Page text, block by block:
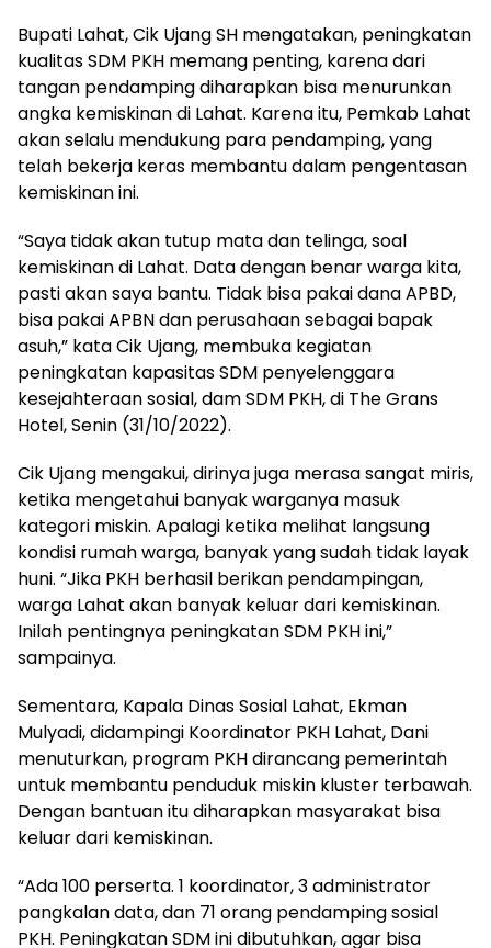
Bupati Lahat, Cik Ujang SH mengatakan, peningkatan
kualitas SDM PKH memang penting, karena dari
tangan pendamping diharapkan bisa menurunkan
angka kemiskinan di Lahat. Karena itu, Pemkab Lahat
akan selalu mendukung para pendamping, yang
telah bekerja keras membantu dalam pengentasan
kemiskinan ini.
“Saya tidak akan tutup mata dan telinga, soal
kemiskinan di Lahat. Data dengan benar warga kita,
pasti akan saya bantu. Tidak bisa pakai dana APBD,
bisa pakai APBN dan perusahaan sebagai bapak
asuh,” kata Cik Ujang, membuka kegiatan
peningkatan kapasitas SDM penyelenggara
kesejahteraan sosial, dam SDM PKH, di The Grans
Hotel, Senin (31/10/2022).
Cik Ujang mengakui, dirinya juga merasa sangat miris,
ketika mengetahui banyak warganya masuk
kategori miskin. Apalagi ketika melihat langsung
kondisi rumah warga, banyak yang sudah tidak layak
huni. “Jika PKH berhasil berikan pendampingan,
warga Lahat akan banyak keluar dari kemiskinan.
Inilah pentingnya peningkatan SDM PKH ini,”
sampainya.
Sementara, Kapala Dinas Sosial Lahat, Ekman
Mulyadi, didampingi Koordinator PKH Lahat, Dani
menuturkan, program PKH dirancang pemerintah
untuk membantu penduduk miskin kluster terbawah.
Dengan bantuan itu diharapkan masyarakat bisa
keluar dari kemiskinan.
“Ada 100 perserta. 1 koordinator, 3 administrator
pangkalan data, dan 71 orang pendamping sosial
PKH. Peningkatan SDM ini dibutuhkan, agar bisa